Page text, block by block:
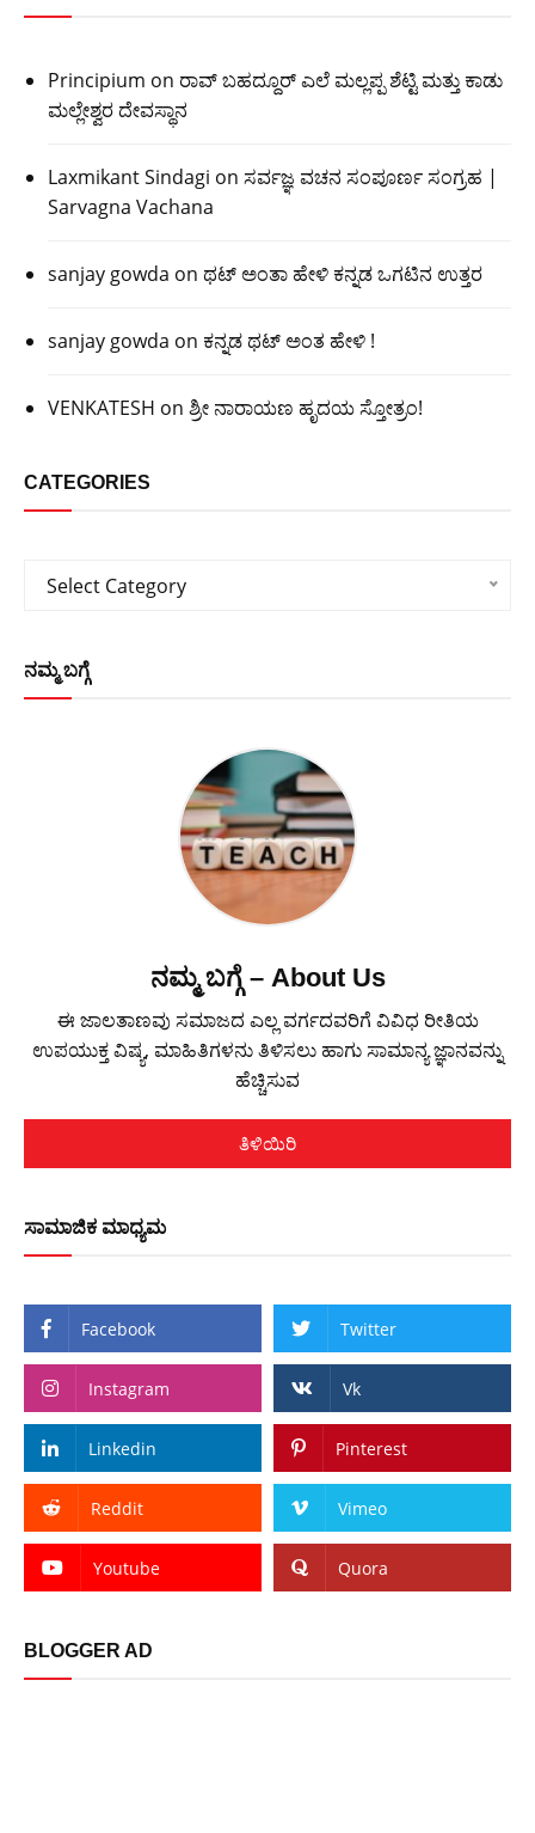
Principium on ರಾವ್ ಬಹದ್ದೂರ್ ಎಲೆ ಮಲ್ಲಪ್ಪ ಶೆಟ್ಟಿ ಮತ್ತು ಕಾಡು
ಮಲ್ಲೇಶ್ವರ ದೇವಸ್ಥಾನ
Laxmikant Sindagi on ಸರ್ವಜ್ಞ ವಚನ ಸಂಪೂರ್ಣ ಸಂಗ್ರಹ |
Sarvagna Vachana
sanjay gowda on ಥಟ್ ಅಂತಾ ಹೇಳಿ ಕನ್ನಡ ಒಗಟಿನ ಉತ್ತರ
sanjay gowda on ಕನ್ನಡ ಥಟ್ ಅಂತ ಹೇಳಿ !
VENKATESH on ಶ್ರೀ ನಾರಾಯಣ ಹೃದಯ ಸ್ತೋತ್ರಂ!
CATEGORIES
Categories
Select Category
ನಮ್ಮ ಬಗ್ಗೆ
ನಮ್ಮ ಬಗ್ಗೆ – About Us
ಈ ಜಾಲತಾಣವು ಸಮಾಜದ ಎಲ್ಲ ವರ್ಗದವರಿಗೆ ವಿವಿಧ ರೀತಿಯ
ಉಪಯುಕ್ತ ವಿಷ್ಯ, ಮಾಹಿತಿಗಳನು ತಿಳಿಸಲು ಹಾಗು ಸಾಮಾನ್ಯ ಜ್ಞಾನವನ್ನು
ಹೆಚ್ಚಿಸುವ
ತಿಳಿಯಿರಿ
ಸಾಮಾಜಿಕ ಮಾಧ್ಯಮ
Facebook Twitter
Instagram Vk
Linkedin Pinterest
Reddit Vimeo
Youtube Quora
BLOGGER AD